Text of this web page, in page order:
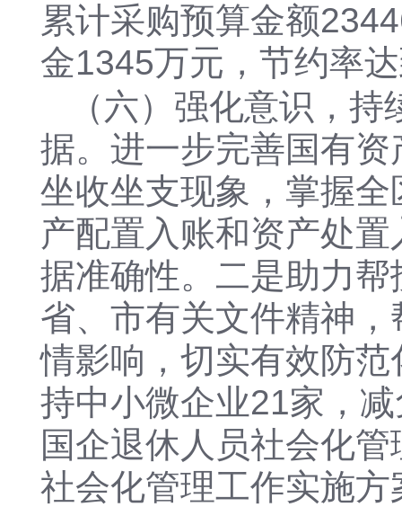
累计采购预算金额
金1345万元，节约率
（六）强化意识，
据。进一步完善国有资
坐收坐支现象，掌握
产配置入账和资产处
据准确性。 二是助力帮
省、市有关文件精神
情影响，切实有效防
持中小微企业21家，
国企退休人员社会化
社会化管理工作实施